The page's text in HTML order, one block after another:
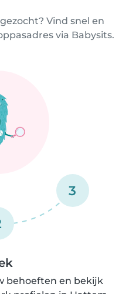
Vind snel en
via Babysits.
3
behoeften en bekijk